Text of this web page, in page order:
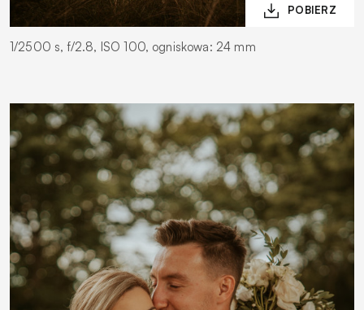
1/2500 s, f/2.8, ISO 100, ogniskowa: 24 mm